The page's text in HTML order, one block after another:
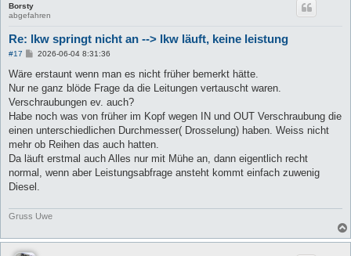
Borsty
abgefahren
Re: lkw springt nicht an --> lkw läuft, keine leistung
#17
B
r
a
2026-06-04 8:31:36
Wäre erstaunt wenn man es nicht früher bemerkt hätte.
Nur ne ganz blöde Frage da die Leitungen vertauscht waren.
Verschraubungen ev. auch?
Habe noch was von früher im Kopf wegen IN und OUT Verschraubung die
einen unterschiedlichen Durchmesser( Drosselung) haben. Weiss nicht
mehr ob Reihen das auch hatten.
Da läuft erstmal auch Alles nur mit Mühe an, dann eigentlich recht
normal, wenn aber Leistungsabfrage ansteht kommt einfach zuwenig
Diesel.
Gruss Uwe